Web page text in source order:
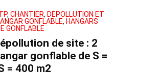
, CHANTIER, DÉPOLLUTION ET
GONFLABLE, HANGARS
GONFLABLE
de site : 2
gonflable de S =
= 400 m2